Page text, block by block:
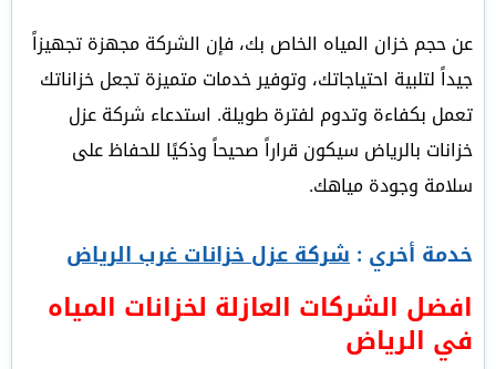
عن حجم خزان المياه الخاص بك، فإن الشركة مجهزة تجهيزاً
جيداً لتلبية احتياجاتك، وتوفير خدمات متميزة تجعل خزاناتك
تعمل بكفاءة وتدوم لفترة طويلة. استدعاء شركة عزل
خزانات بالرياض سيكون قراراً صحيحاً وذكيًا للحفاظ على
سلامة وجودة مياهك.
خدمة أخري : شركة عزل خزانات غرب الرياض
افضل الشركات العازلة لخزانات المياه
في الرياض